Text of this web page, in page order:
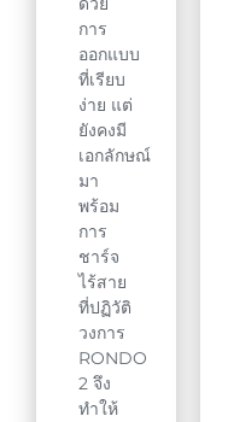
การ
ออกแบบ
ที่เรียบ
ง่าย แต่
ยังคงมี
เอกลักษณ์
มา
พร้อม
การ
ชาร์จ
ไร้สาย
ที่ปฏิวัติ
วงการ
RONDO
2 จึง
ทำให้